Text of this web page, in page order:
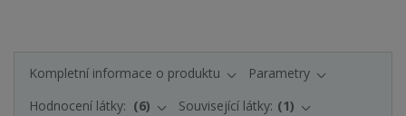
Kompletní informace o produktu
Parametry
Hodnocení látky:
6 Související látky: 1